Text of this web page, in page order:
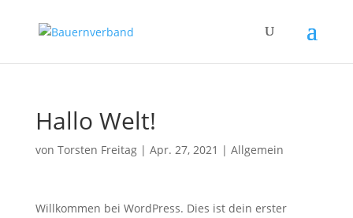
Hallo Welt!
von Torsten Freitag| Apr. 27, 2021 | Allgemein
Willkommen bei WordPress. Dies ist dein erster